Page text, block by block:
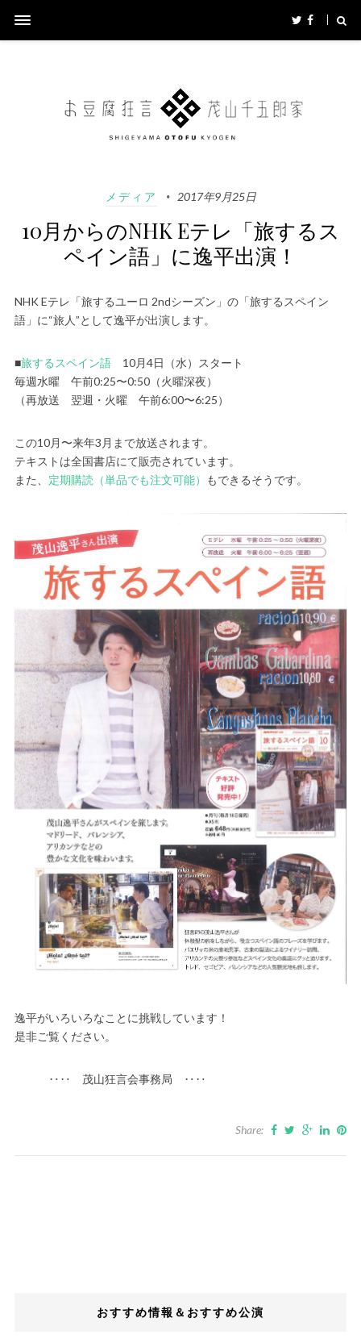
メディア 2017年9月25日
10月からのNHK Eテレ「旅するス
ペイン語」に逸平出演！
NHK Eテレ「旅するユーロ 2ndシーズン」の「旅するスペイン
語」に“旅人”として逸平が出演します。
■旅するスペイン語10月4日（水）スタート
毎週水曜 午前0:25〜0:50（火曜深夜）
（再放送 翌週・火曜 午前6:00〜6:25）
この10月〜来年3月まで放送されます。
テキストは全国書店にて販売されています。
また、 定期購読（単品でも注文可能） もできるそうです。
逸平がいろいろなことに挑戦しています！
是非ご覧ください。
‥‥ 茂山狂言会事務局 ‥‥
Share:
おすすめ情報＆おすすめ公演